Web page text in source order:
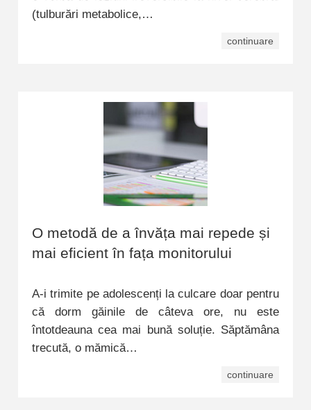
(tulburări metabolice,…
continuare
O metodă de a învăța mai repede și
mai eficient în fața monitorului
A-i trimite pe adolescenți la culcare doar pentru
că dorm găinile de câteva ore, nu este
întotdeauna cea mai bună soluție. Săptămâna
trecută, o mămică…
continuare